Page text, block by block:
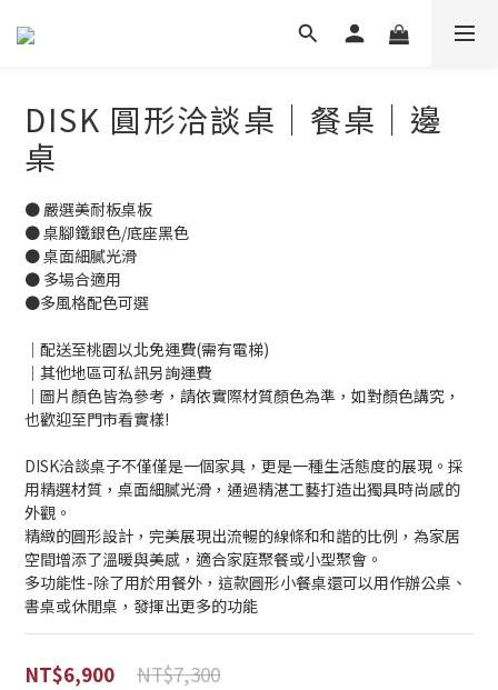
DISK 圓形洽談桌｜餐桌｜邊
桌
● 嚴選美耐板桌板
● 桌腳鐵銀色/底座黑色
● 桌面細膩光滑
● 多場合適用
●多風格配色可選
｜配送至桃園以北免運費(需有電梯)
｜其他地區可私訊另詢運費
｜圖片顏色皆為參考，請依實際材質顏色為準，如對顏色講究，
也歡迎至門市看實樣!
DISK洽談桌子不僅僅是一個家具，更是一種生活態度的展現。採
用精選材質，桌面細膩光滑，通過精湛工藝打造出獨具時尚感的
外觀。
精緻的圓形設計，完美展現出流暢的線條和和諧的比例，為家居
空間增添了溫暖與美感，適合家庭聚餐或小型聚會。
多功能性-除了用於用餐外，這款圓形小餐桌還可以用作辦公桌、
書桌或休閒桌，發揮出更多的功能
NT$7,300
NT$6,900